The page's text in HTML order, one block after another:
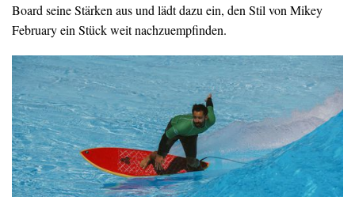
Board seine Stärken aus und lädt dazu ein, den Stil von Mikey
February ein Stück weit nachzuempfinden.